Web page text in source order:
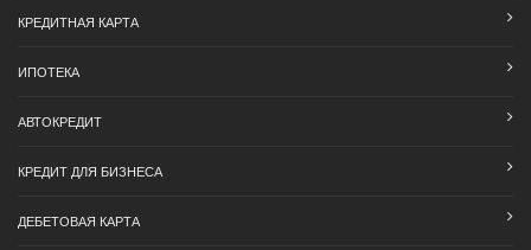
КРЕДИТНАЯ КАРТА
ИПОТЕКА
АВТОКРЕДИТ
КРЕДИТ ДЛЯ БИЗНЕСА
ДЕБЕТОВАЯ КАРТА